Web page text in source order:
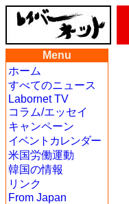
Menu
ホーム
すべてのニュース
Labornet TV
コラム/エッセイ
キャンペーン
イベントカレンダー
米国労働運動
韓国の情報
リンク
From Japan